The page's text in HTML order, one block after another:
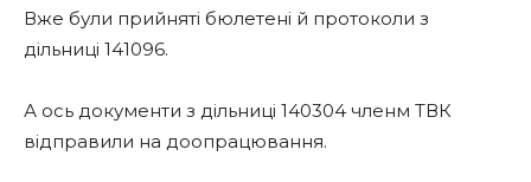
Вже були прийняті бюлетені й протоколи з
дільниці 141096.
А ось документи з дільниці 140304 членм ТВК
відправили на доопрацювання.